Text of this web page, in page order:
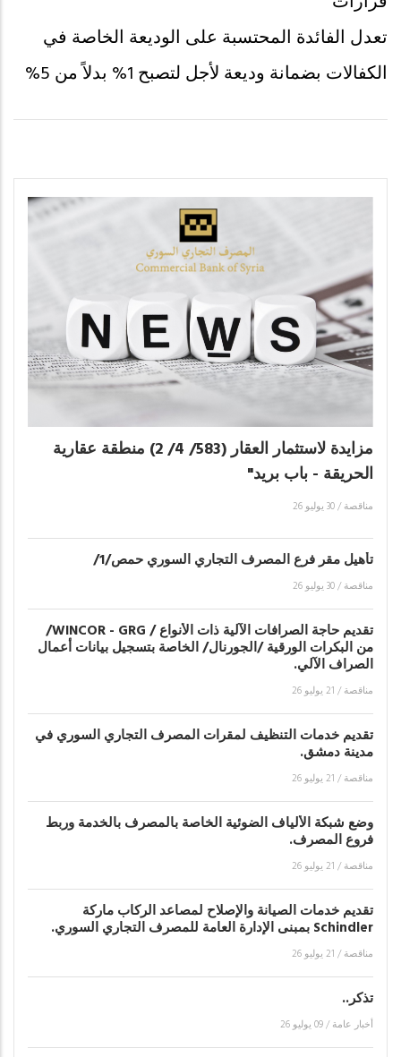
تعدل الفائدة المحتسبة على الوديعة الخاصة في
الكفالات بضمانة وديعة لأجل لتصبح 1% بدلاً من 5%
مزايدة لاستثمار العقار (583/ 4/ 2) منطقة عقارية
الحريقة - باب بريد"
مناقصة/30 يوليو 26
تأهيل مقر فرع المصرف التجاري السوري حمص/1/
مناقصة/30 يوليو 26
تقديم حاجة الصرافات الآلية ذات الأنواع / WINCOR - GRG/
من البكرات الورقية /الجورنال/ الخاصة بتسجيل بيانات أعمال
الصراف الآلي.
مناقصة/ 21 يوليو 26
تقديم خدمات التنظيف لمقرات المصرف التجاري السوري في
مدينة دمشق.
مناقصة/ 21 يوليو 26
وضع شبكة الألياف الضوئية الخاصة بالمصرف بالخدمة وربط
فروع المصرف.
مناقصة/ 21 يوليو 26
تقديم خدمات الصيانة والإصلاح لمصاعد الركاب ماركة
Schindler بمبنى الإدارة العامة للمصرف التجاري السوري.
مناقصة/ 21 يوليو 26
تذكر..
أخبار عامة/09 يوليو 26